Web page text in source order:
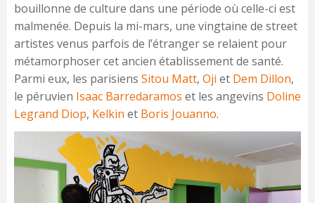
bouillonne de culture dans une période où celle-ci est
malmenée. Depuis la mi-mars, une vingtaine de street
artistes venus parfois de l’étranger se relaient pour
métamorphoser cet ancien établissement de santé.
Parmi eux, les parisiens Sitou Matt, Oji et Dem Dillon,
le péruvien Isaac Barredaramos et les angevins Doline
Legrand Diop, Kelkin et Boris Jouanno.